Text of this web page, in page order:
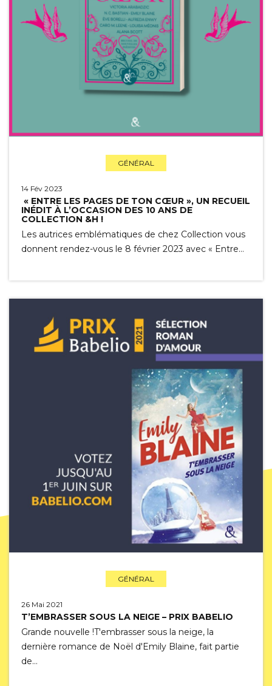
GÉNÉRAL
14 Fév 2023
« ENTRE LES PAGES DE TON CŒUR », UN RECUEIL
INÉDIT À L’OCCASION DES 10 ANS DE
COLLECTION &H !
Les autrices emblématiques de chez Collection vous
donnent rendez-vous le 8 février 2023 avec « Entre…
GÉNÉRAL
26 Mai 2021
T’EMBRASSER SOUS LA NEIGE – PRIX BABELIO
Grande nouvelle !T'embrasser sous la neige, la
dernière romance de Noël d'Emily Blaine, fait partie
de…